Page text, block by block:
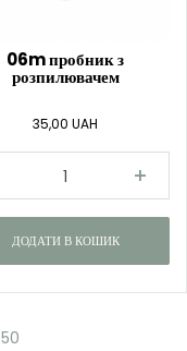
06m пробник з
розпилювачем
35,00 UAH
ДОДАТИ В КОШИК
50